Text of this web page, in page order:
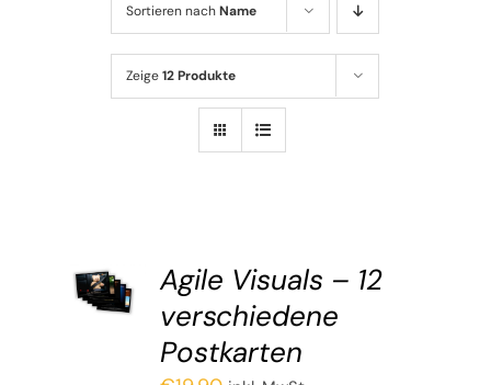
Sortieren nachName
Zeige12 Produkte
Agi­le Visu­als – 12
ver­schie­de­ne
Postkarten